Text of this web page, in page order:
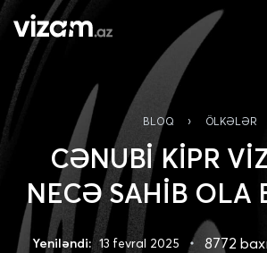
BLOQ › ÖLKƏLƏR
CƏNUBİ KİPR
NECƏ SAHİB OLA
Yeniləndi: 13 fevral 2025 8772